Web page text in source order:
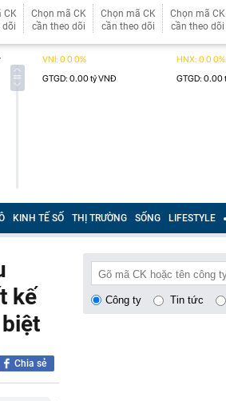
CK
dõi
Chọn mã CK
cần theo dõi
Chọn mã CK
cần theo dõi
Chọn mã CK
cần theo dõi
KINH TẾ SỐ THỊ TRƯỜNG SỐNG LIFESTYLE
kế
Chia sẻ
Công ty Tin tức